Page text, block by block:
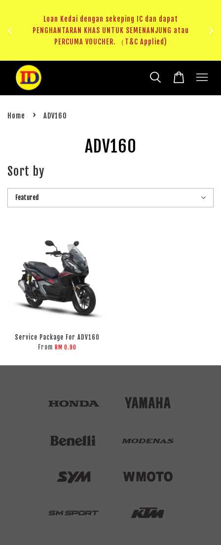
Loan Kedai dengan sekeping IC dan dapat
PENGHANTARAN KHAS UNTUK SEMENANJUNG atau
PERCUMA VOUCHER. （T&C Applied)
Home › ADV160
ADV160
Sort by
Service Package For ADV160
From RM 0.90